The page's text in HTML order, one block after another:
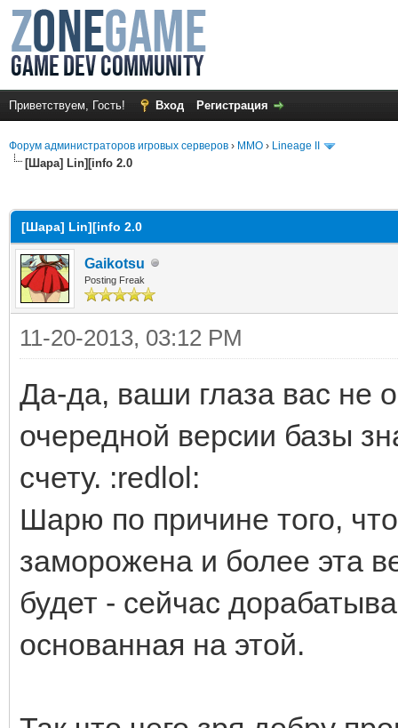
Приветствуем, Гость! Вход Регистрация
Форум администраторов игровых серверов › MMO › Lineage II
[Шара] Lin][info 2.0
[Шара] Lin][info 2.0
Gaikotsu
Posting Freak
11-20-2013, 03:12 PM
Да-да, ваши глаза вас не
очередной версии базы
счету. :redlol:
Шарю по причине того,
заморожена и более эта
будет - сейчас
основанная на этой.